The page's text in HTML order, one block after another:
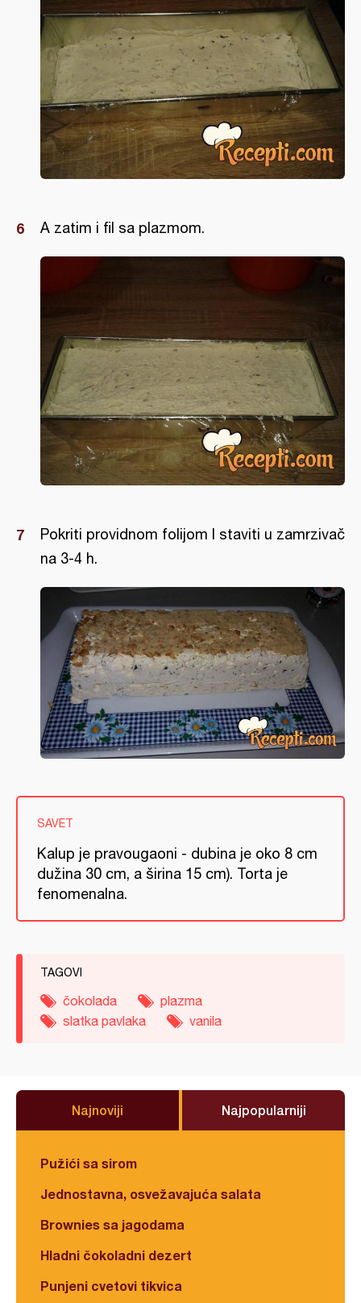
A zatim i fil sa plazmom.
Pokriti providnom folijom I staviti u zamrzivač
na 3-4 h.
SAVET
Kalup je pravougaoni - dubina je oko 8 cm
dužina 30 cm, a širina 15 cm). Torta je
fenomenalna.
TAGOVI
čokolada
plazma
slatka pavlaka
vanila
Najnoviji Najpopularniji
Pužići sa sirom
Jednostavna, osvežavajuća salata
Brownies sa jagodama
Hladni čokoladni dezert
Punjeni cvetovi tikvica